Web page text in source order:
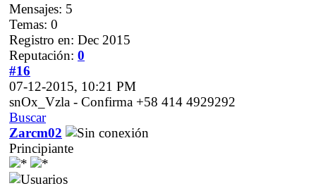
Mensajes: 5
Temas: 0
Registro en: Dec 2015
Reputación: 0
#16
07-12-2015, 10:21 PM
snOx_Vzla - Confirma +58 414 4929292
Buscar
Zarcm02
Principiante